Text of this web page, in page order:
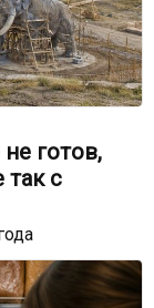
готов,
так с